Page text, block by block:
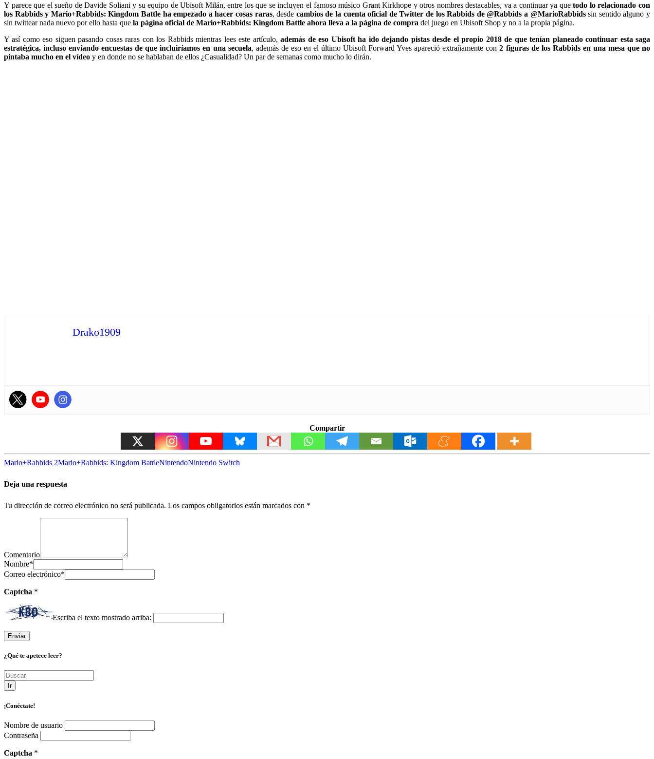
Y parece que el sueño de Davide Soliani y su equipo de Ubisoft Milán, entre los que se incluyen el famoso músico Grant Kirkhope y otros nombres destacables, va a continuar ya quetodo lo relacionado con
los Rabbids y Mario+Rabbids: Kingdom Battle ha empezado a hacer cosas raras, desde cambios de la cuenta oficial de Twitter de los Rabbids de @Rabbids a @MarioRabbidssin sentido alguno y
sin twittear nada nuevo por ello hasta que la página oficial de Mario+Rabbids: Kingdom Battle ahora lleva a la página de compra del juego en Ubisoft Shop y no a la propia página.
Y así como eso siguen pasando cosas raras con los Rabbids mientras lees este artículo,además de eso Ubisoft ha ido dejando pistas desde el propio 2018 de que tenían planeado continuar esta saga
estratégica, incluso enviando encuestas de que incluiríamos en una secuela, además de eso en el último Ubisoft Forward Yves apareció extrañamente con 2 figuras de los Rabbids en una mesa que no
pintaba mucho en el vídeo y en donde no se hablaban de ellos ¿Casualidad? Un par de semanas como mucho lo dirán.
Drako1909
Compartir
Mario+Rabbids 2Mario+Rabbids: Kingdom BattleNintendoNintendo Switch
Deja una respuesta
Tu dirección de correo electrónico no será publicada. Los campos obligatorios están marcados con *
Comentario
Nombre*
Correo electrónico*
Captcha *
Escriba el texto mostrado arriba:
¿Qué te apetece leer?
Ir
¡Conéctate!
Nombre de usuario
Contraseña
Captcha *